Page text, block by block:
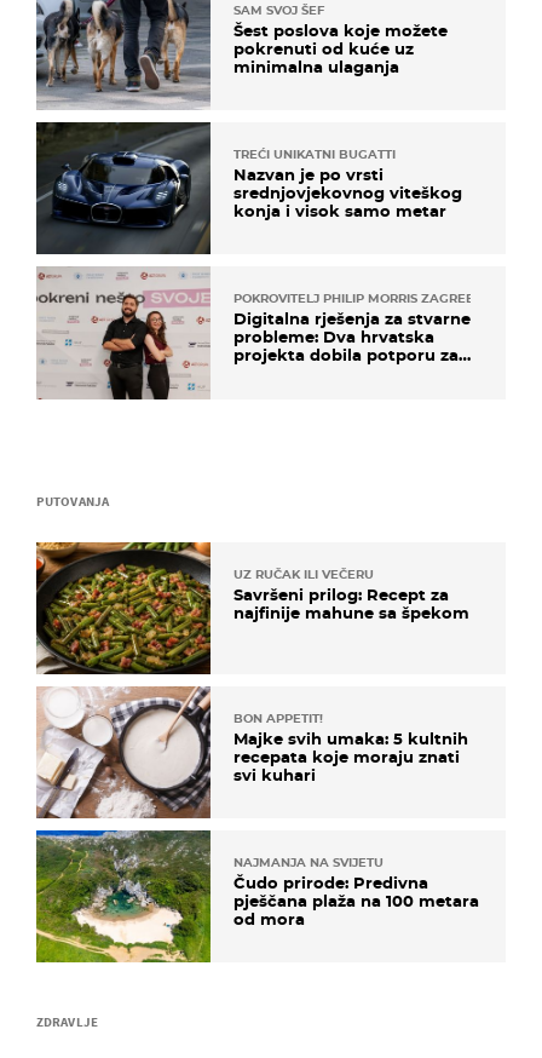
ZDRAVLJE
PUTOVANJA
UZ RUČAK ILI VEČERU
Savršeni prilog: Recept za
najfinije mahune sa špekom
BON APPETIT!
Majke svih umaka: 5 kultnih
recepata koje moraju znati
svi kuhari
NAJMANJA NA SVIJETU
Čudo prirode: Predivna
pješčana plaža na 100 metara
od mora
SAM SVOJ ŠEF
Šest poslova koje možete
pokrenuti od kuće uz
minimalna ulaganja
TREĆI UNIKATNI BUGATTI
Nazvan je po vrsti
srednjovjekovnog viteškog
konja i visok samo metar
POKROVITELJ PHILIP MORRIS ZAGREB
Digitalna rješenja za stvarne
probleme: Dva hrvatska
projekta dobila potporu za